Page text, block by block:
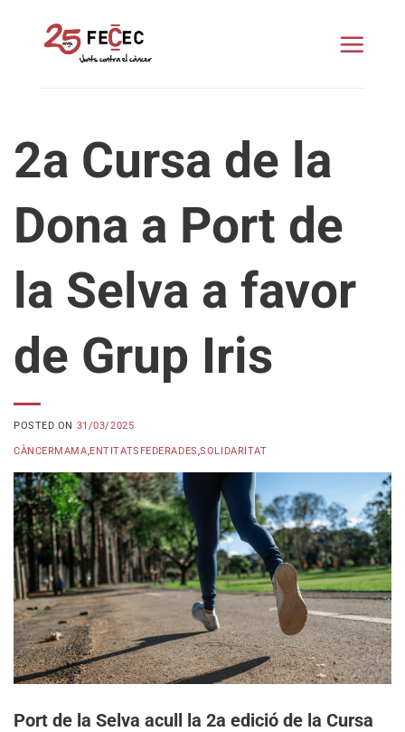
2a Cursa de la
Dona a Port de
la Selva a favor
de Grup Iris
POSTED ON 31/03/2025
CÀNCERMAMA,ENTITATSFEDERADES,SOLIDARITAT
Port de la Selva acull la 2a edició de la Cursa